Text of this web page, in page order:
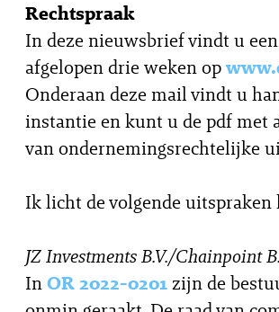
Rechtspraak
In deze nieuwsbrief vindt u
afgelopen drie weken op
Onderaan deze mail vindt u
instantie en kunt u de pdf met
van ondernemingsrechtelijke
Ik licht de volgende
JZ Investments B.V./Chainpoint
InOR 2022-0201zijn de